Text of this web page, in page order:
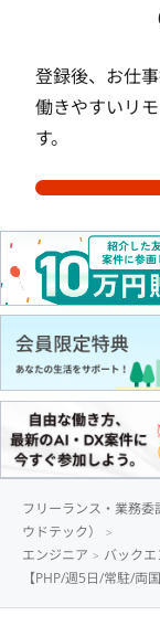
登録後、お仕
働きやすいリ
す。
フリーランス・業務
ウドテック）
エンジニア
バック
【PHP/週5日/常駐/両